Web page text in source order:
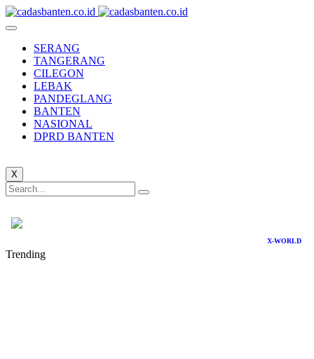
SERANG
TANGERANG
CILEGON
LEBAK
PANDEGLANG
BANTEN
NASIONAL
DPRD BANTEN
X
X-WORLD
Trending